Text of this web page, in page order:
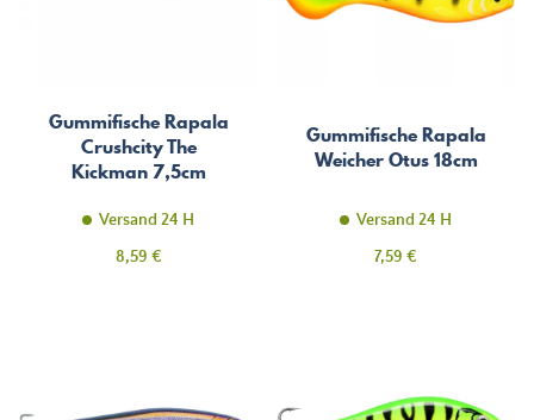
Gummifische Rapala
Crushcity The
Kickman 7,5cm
Versand 24 H
Preis
8,59 €
Gummifische Rapala
Weicher Otus 18cm
Versand 24 H
Preis
7,59 €